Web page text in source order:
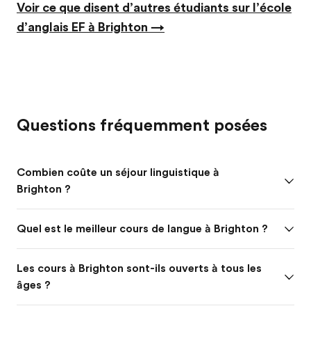
Voir ce que disent d’autres étudiants sur l’école
d’anglais EF à Brighton →
Questions fréquemment posées
Combien coûte un séjour linguistique à
Brighton ?
Quel est le meilleur cours de langue à Brighton ?
Les cours à Brighton sont-ils ouverts à tous les
âges ?